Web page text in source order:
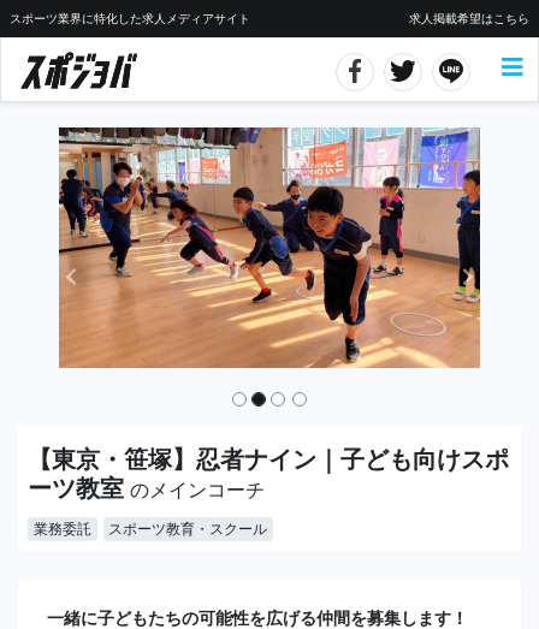
スポーツ業界に特化した求人メディアサイト 求人掲載希望はこちら
【東京・笹塚】忍者ナイン｜子ども向けスポ
ーツ教室 のメインコーチ
業務委託 スポーツ教育・スクール
一緒に子どもたちの可能性を広げる仲間を募集します！